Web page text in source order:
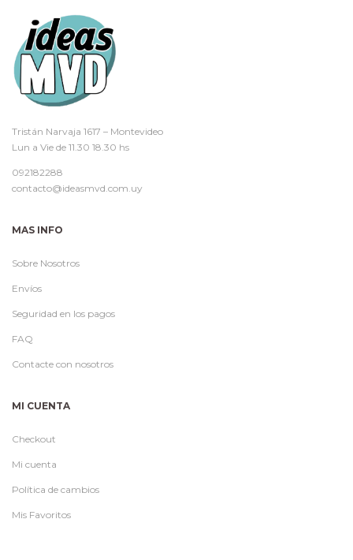
Tristán Narvaja 1617 – Montevideo
Lun a Vie de 11.30 18.30 hs
092182288
contacto@ideasmvd.com.uy
MAS INFO
Sobre Nosotros
Envíos
Seguridad en los pagos
FAQ
Contacte con nosotros
MI CUENTA
Checkout
Mi cuenta
Política de cambios
Mis Favoritos